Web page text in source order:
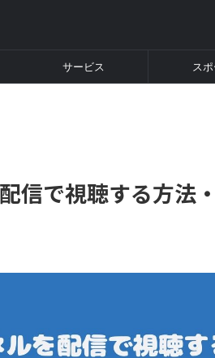
サービス ス
信で視聴する方法